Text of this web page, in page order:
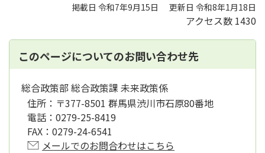
掲載日 令和7年9月15日 更新日 令和8年1月18日
アクセス数 1430
このページについてのお問い合わせ先
総合政策部 総合政策課 未来政策係
住所： 〒377-8501 群馬県渋川市石原80番地
電話： 0279-25-8419
FAX： 0279-24-6541
メールでのお問合わせはこちら